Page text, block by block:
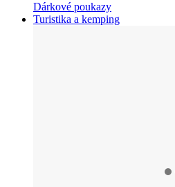
Dárkové poukazy
Turistika a kemping